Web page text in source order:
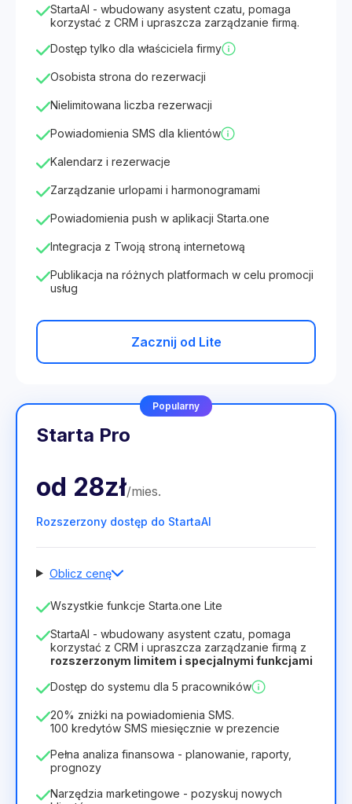
StartaAI - wbudowany asystent czatu, pomaga
korzystać z CRM i upraszcza zarządzanie firmą.
Dostęp tylko dla właściciela firmy
Osobista strona do rezerwacji
Nielimitowana liczba rezerwacji
Powiadomienia SMS dla klientów
Kalendarz i rezerwacje
Zarządzanie urlopami i harmonogramami
Powiadomienia push w aplikacji Starta.one
Integracja z Twoją stroną internetową
Publikacja na różnych platformach w celu promocji
usług
Zacznij od Lite
Popularny
Starta Pro
od 28zł/mies.
Rozszerzony dostęp do StartaAI
Oblicz cenę
Liczba pracowników
Czas trwania licencji
12 Months(zniżka -25%) Opłacalny
40zł28zł miesiąc
336zł za 12 Months
Wszystkie funkcje Starta.one Lite
StartaAI - wbudowany asystent czatu, pomaga
korzystać z CRM i upraszcza zarządzanie firmą z
rozszerzonym limitem i specjalnymi funkcjami
Dostęp do systemu dla 5 pracowników
20% zniżki na powiadomienia SMS.
100 kredytów SMS miesięcznie w prezencie
Pełna analiza finansowa - planowanie, raporty,
prognozy
Narzędzia marketingowe - pozyskuj nowych